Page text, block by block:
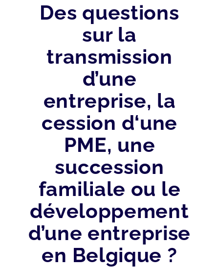
Des questions
sur la
transmission
d’une
entreprise, la
cession d‘une
PME, une
succession
familiale ou le
développement
d’une entreprise
en Belgique ?